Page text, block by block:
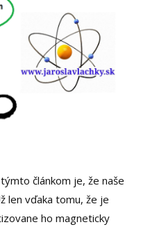
článkom je, že naše
len vďaka tomu, že je
ho magneticky